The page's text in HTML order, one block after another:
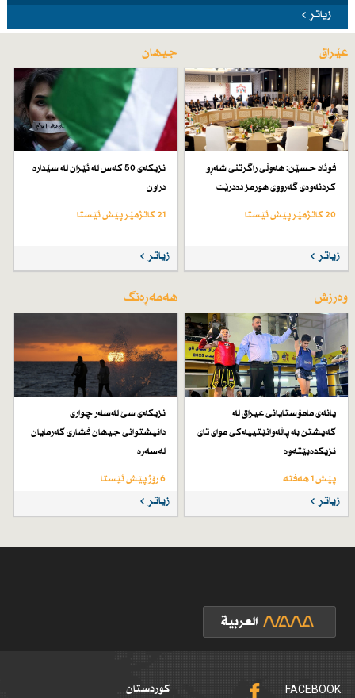
زیاتر
عێراق
فوئاد حسێن: هەوڵی راگرتنی شەڕو
كردنەوەی گەرووی هورمز دەدرێت
20 کاتژمێر پێش ئێستا
زیاتر
جیهان
نزیكەی 50 كەس لە ئێران لە سێدارە
دراون
21 کاتژمێر پێش ئێستا
زیاتر
وەرزش
یانەی مامۆستایانی عیراق لە
گەیشتن بە پاڵەوانێتییەكی موای تای
نزیكدەبێتەوە
پێش 1 هەفتە
زیاتر
هەمەڕەنگ
نزیكەی سێ لەسەر چواری
دانیشتوانی جیهان فشاری گەرمایان
لەسەرە
6 رۆژ پێش ئێستا
زیاتر
FACEBOOK کوردستان